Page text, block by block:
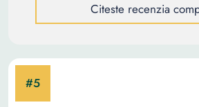
Citeste recenzia